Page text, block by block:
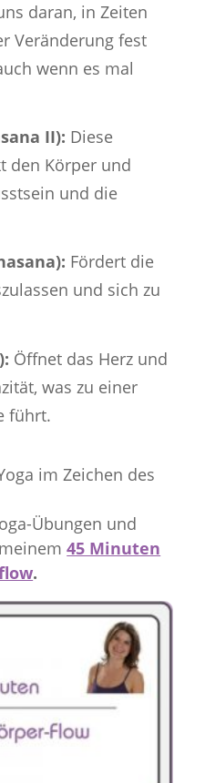
daran, in Zeiten
Veränderung fest
wenn es mal
II): Diese
den Körper und
und die
Fördert die
und sich zu
Öffnet das Herz und
was zu einer
führt.
im Zeichen des
Übungen und
45 Minuten
.